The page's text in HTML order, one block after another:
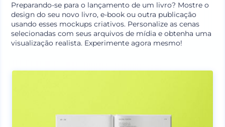
Preparando-se para o lançamento de um livro? Mostre o
design do seu novo livro, e-book ou outra publicação
usando esses mockups criativos. Personalize as cenas
selecionadas com seus arquivos de mídia e obtenha uma
visualização realista. Experimente agora mesmo!